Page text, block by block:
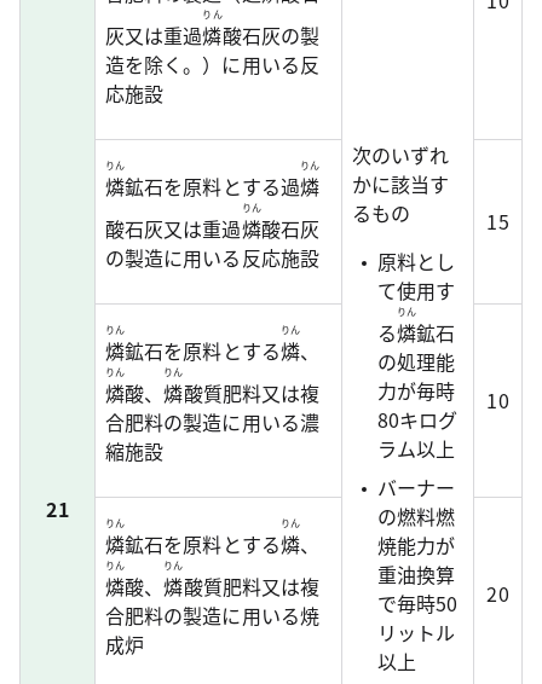
21
灰又は重過燐
りん
酸石灰の製
造を除く。）に用いる反
応施設
次のいずれ
かに該当す
るもの
原料とし
て使用す
る燐
りん
鉱石
の処理能
力が毎時
80キログ
ラム以上
バーナー
の燃料燃
焼能力が
重油換算
で毎時50
リットル
以上
燐
りん
鉱石を原料とする過燐
りん
酸石灰又は重過燐
りん
酸石灰
の製造に用いる反応施設
15
燐
りん
鉱石を原料とする燐
りん
、
燐
りん
酸、燐
りん
酸質肥料又は複
合肥料の製造に用いる濃
縮施設
10
燐
りん
鉱石を原料とする燐
りん
、
燐
りん
酸、燐
りん
酸質肥料又は複
合肥料の製造に用いる焼
成炉
20